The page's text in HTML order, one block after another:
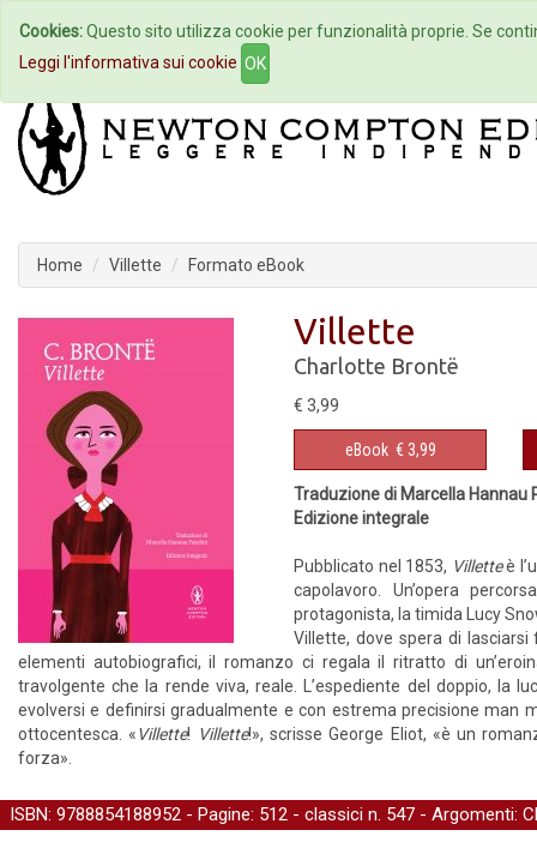
Home Autori Eventi
Home Villette Formato eBook
Villette
Charlotte Brontë
€ 3,99
eBook € 3,99
Traduzione di Marcella Hannau
Edizione integrale
Pubblicato nel 1853, Villetteè
capolavoro. Un’opera
protagonista, la timida Lucy
Villette, dove spera di
elementi autobiografici, il romanzo ci regala il ritratto di
travolgente che la rende viva, reale. L’espediente del doppio, la
evolversi e definirsi gradualmente e con estrema precisione man
ottocentesca. «Villette! Villette!», scrisse George Eliot, «è un
forza».
ISBN: 9788854188952 - Pagine: 512 - classici n. 547 - Argomenti:
Cookies:Questo sito utilizza cookie per funzionalità proprie. Se
Leggi l'informativa sui cookie OK